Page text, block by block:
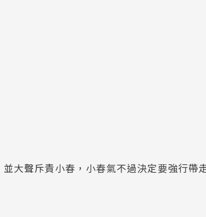
大聲斥責小春，小春氣不過決定要強行帶